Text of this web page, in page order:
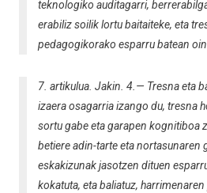
teknologiko auditagarri,
erabiliz soilik lortu baitaiteke, eta
pedagogikorako esparru batean
7. artikulua. Jakin. 4.— Tresna eta
izaera osagarria izango du, tresna
sortu gabe eta garapen kognitiboa
betiere adin-tarte eta nortasunaren
eskakizunak jasotzen dituen
kokatuta, eta baliatuz,